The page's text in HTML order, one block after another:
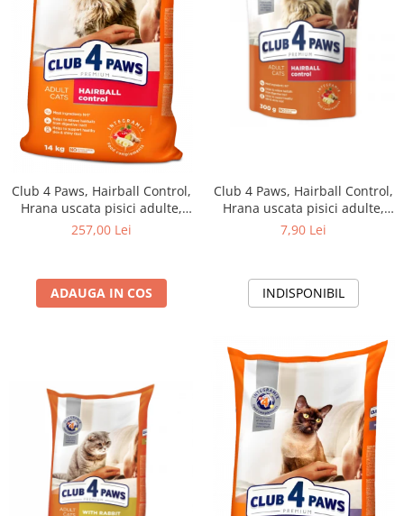
Club 4 Paws, Hairball Control,
Hrana uscata pisici adulte,
14kg
257,00 Lei
ADAUGA IN COS
Club 4 Paws, Hairball Control,
Hrana uscata pisici adulte,
300g
7,90 Lei
INDISPONIBIL